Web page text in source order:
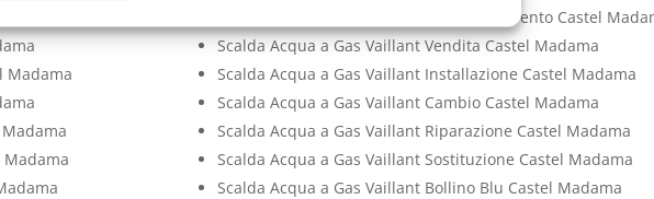
Madama
Madama
Madama
Scalda Acqua a Gas Vaillant Pronto Intervento Castel
Scalda Acqua a Gas Vaillant Vendita Castel Madama
Scalda Acqua a Gas Vaillant Installazione Castel Madama
Scalda Acqua a Gas Vaillant Cambio Castel Madama
Scalda Acqua a Gas Vaillant Riparazione Castel Madama
Scalda Acqua a Gas Vaillant Sostituzione Castel Madama
Scalda Acqua a Gas Vaillant Bollino Blu Castel Madama